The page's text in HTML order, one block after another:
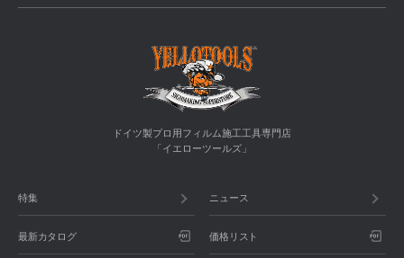
ドイツ製プロ用フィルム施工工具専門店
「イエローツールズ」
特集 ニュース
最新カタログ 価格リスト